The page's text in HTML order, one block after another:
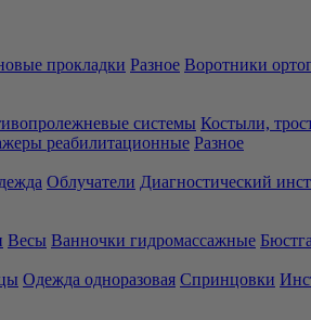
прокладки Разное Воротники
системы Костыли,
реабилитационные Разное
Облучатели Диагностический
Весы Ванночки гидромассажные
Одежда одноразовая Спринцовки